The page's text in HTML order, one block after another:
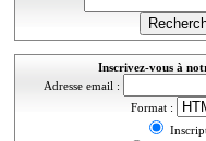
Inscrivez-vous à
Adresse email :
Format :